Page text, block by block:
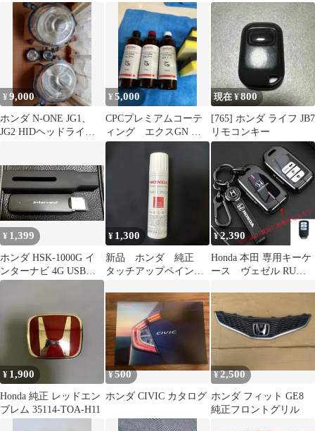
キーホルダー キーリン
グ★
¥9,000
ホンダ N-ONE JG1、
JG2 HIDヘッドライト
¥5,000
CPCプレミアムコーテ
ィング エクスGN 施
工キット
現在 ¥800
[765] ホンダ ライフ JB7
リモコンキー
¥ 1,399
ホンダ HSK-1000G イ
ンターナビ 4G USB通
信モジュール 即発送！
¥ 1,300
新品 ホンダ 純正
タッチアップペイント
塗料
¥2,390
Honda 本田 専用キーケ
ース ヴェゼル RU系
¥ 1,900
Honda 純正 レッドエン
ブレム 35114-TOA-H11
¥500
ホンダ CIVIC カタログ
¥2,500
ホンダ フィット GE8
純正フロントグリル